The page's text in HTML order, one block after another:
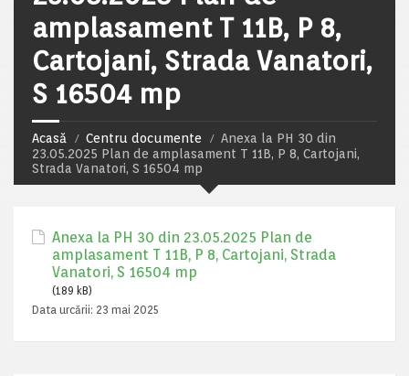
amplasament T 11B, P 8,
Cartojani, Strada Vanatori,
S 16504 mp
Acasă Centru documente
Anexa la PH 30 din
23.05.2025 Plan de amplasament T 11B, P 8, Cartojani,
Strada Vanatori, S 16504 mp
Anexa la PH 30 din 23.05.2025 Plan de
amplasament T 11B, P 8, Cartojani, Strada
Vanatori, S 16504 mp
(189 kB)
Data urcării: 23 mai 2025